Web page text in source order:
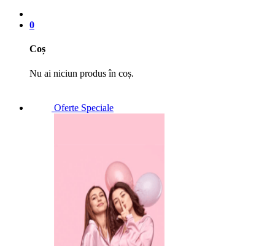
0
Coș
Nu ai niciun produs în coș.
Oferte Speciale